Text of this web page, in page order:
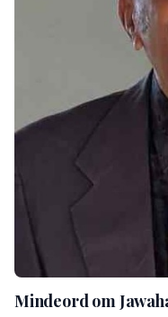
Mindeord om